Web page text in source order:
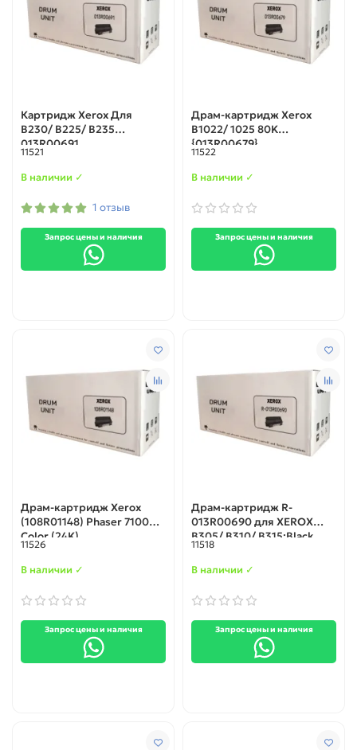
Картридж Xerox Для
B230/ B225/ B235
013R00691
11521
В наличии ✓
1 отзыв
Запрос цены и наличия
Драм-картридж Xerox
B1022/ 1025 80K
{013R00679}
11522
В наличии ✓
Запрос цены и наличия
Драм-картридж Xerox
(108R01148) Phaser 7100
Color (24K)
11526
В наличии ✓
Запрос цены и наличия
Драм-картридж R-
013R00690 для XEROX
B305/ B310/ B315;Black
11518
В наличии ✓
Запрос цены и наличия